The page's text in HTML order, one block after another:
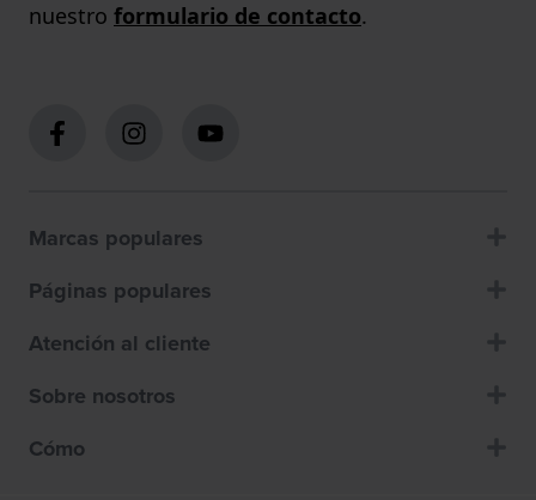
nuestro formulario de contacto.
Marcas populares
Páginas populares
Atención al cliente
Sobre nosotros
Cómo